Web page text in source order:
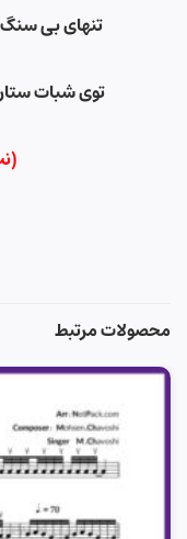
تنهای بی
توی شبات
محصولات مرتبط